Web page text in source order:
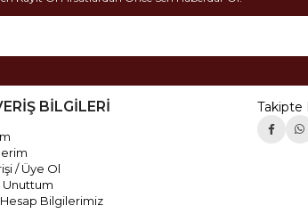
BİLGİLERİ
/ Üye Ol
Unuttum
Bilgilerimiz
Takipte